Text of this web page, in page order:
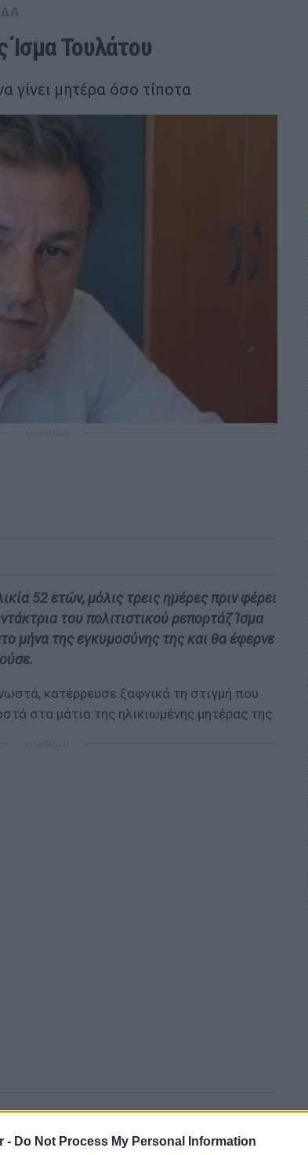
- Do Not Process My Personal Information
Ίσμα Τουλάτου
γίνει μητέρα όσο τίποτα
52 ετών, μόλις τρεις ημέρες πριν φέρει
του πολιτιστικού ρεπορτάζ Ίσμα
μήνα της εγκυμοσύνης της και θα έφερνε
κατέρρευσε ξαφνικά τη στιγμή που
στα μάτια της ηλικιωμένης μητέρας της.
ασθενοφόρο έφτασε άμεσα στο
Η δημοσιογράφος μεταφέρθηκε